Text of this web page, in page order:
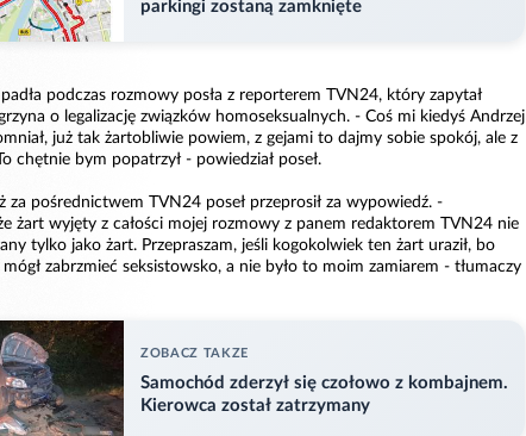
parkingi zostaną zamknięte
podczas rozmowy posła z reporterem TVN24, który zapytał
o legalizację związków homoseksualnych. - Coś mi kiedyś Andrzej
już tak żartobliwie powiem, z gejami to dajmy sobie spokój, ale z
chętnie bym popatrzył - powiedział poseł.
za pośrednictwem TVN24 poseł przeprosił za wypowiedź. -
żart wyjęty z całości mojej rozmowy z panem redaktorem TVN24 nie
tylko jako żart. Przepraszam, jeśli kogokolwiek ten żart uraził, bo
mógł zabrzmieć seksistowsko, a nie było to moim zamiarem - tłumaczy
ZOBACZ TAKZE
Samochód zderzył się czołowo z kombajnem.
Kierowca został zatrzymany